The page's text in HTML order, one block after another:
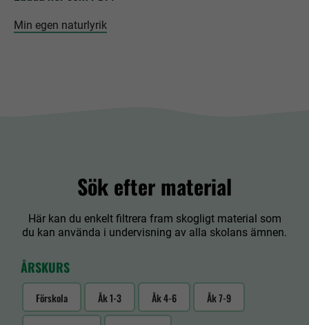
Min egen naturlyrik
Sök efter material
Här kan du enkelt filtrera fram skogligt material som
du kan använda i undervisning av alla skolans ämnen.
ÅRSKURS
Förskola Åk 1-3 Åk 4-6 Åk 7-9